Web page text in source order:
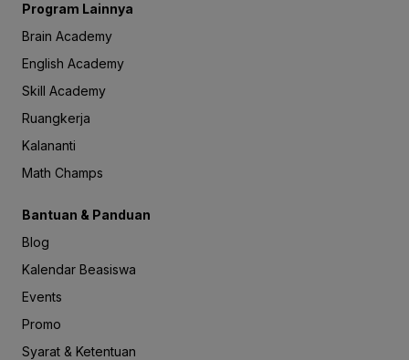
Program Lainnya
Brain Academy
English Academy
Skill Academy
Ruangkerja
Kalananti
Math Champs
Bantuan & Panduan
Blog
Kalendar Beasiswa
Events
Promo
Syarat & Ketentuan